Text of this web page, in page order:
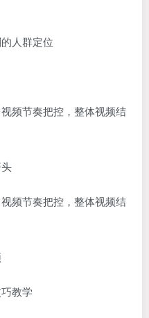
人群定位
频节奏把控，整体视频结
频节奏把控，整体视频结
教学